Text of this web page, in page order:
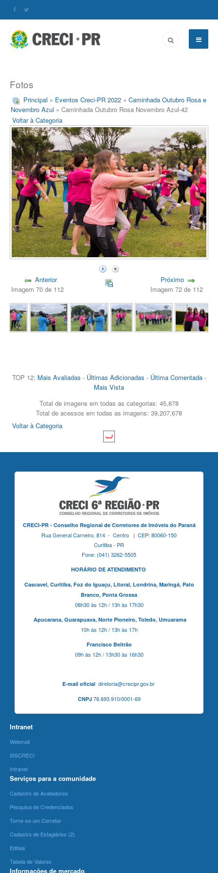
Fotos
Principal » Eventos Creci-PR 2022 » Caminhada Outubro Rosa e
Novembro Azul » Caminhada Outubro Rosa Novembro Azul-42
Voltar à Categoria
Anterior
Imagem 70 de 112
Próximo
Imagem 72 de 112
TOP 12: Mais Avaliadas - Últimas Adicionadas - Última Comentada-
Mais Vista
Total de imagens em todas as categorias: 45,878
Total de acessos em todas as imagens: 39,207,678
Voltar à Categoria
CRECI-PR - Conselho Regional de Corretores de Imóveis do Paraná
Rua General Carneiro, 814 - Centro | CEP: 80060-150
Curitiba - PR
Fone: (041) 3262-5505
HORÁRIO DE ATENDIMENTO
Cascavel, Curitiba,Foz do Iguaçu, Litoral, Londrina, Maringá, Pato
Branco, Ponta Grossa
08h30 às 12h / 13h às 17h30
Apucarana, Guarapuava, Norte Pioneiro, Toledo, Umuarama
10h às 12h / 13h às 17h
Francisco Beltrão
09h às 12h / 13h30 às 16h30
E-mail oficialdiretoria@crecipr.gov.br
CNPJ76.693.910/0001-69
Intranet
Webmail
SISCRECI
Intranet
Serviços para a comunidade
Cadastro de Avaliadores
Pesquisa de Credenciados
Torne-se um Corretor
Cadastro de Estagiários (2)
Editais
Tabela de Valores
Informações de mercado